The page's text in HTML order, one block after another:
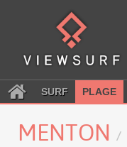
SURF PLAGE
MENTON